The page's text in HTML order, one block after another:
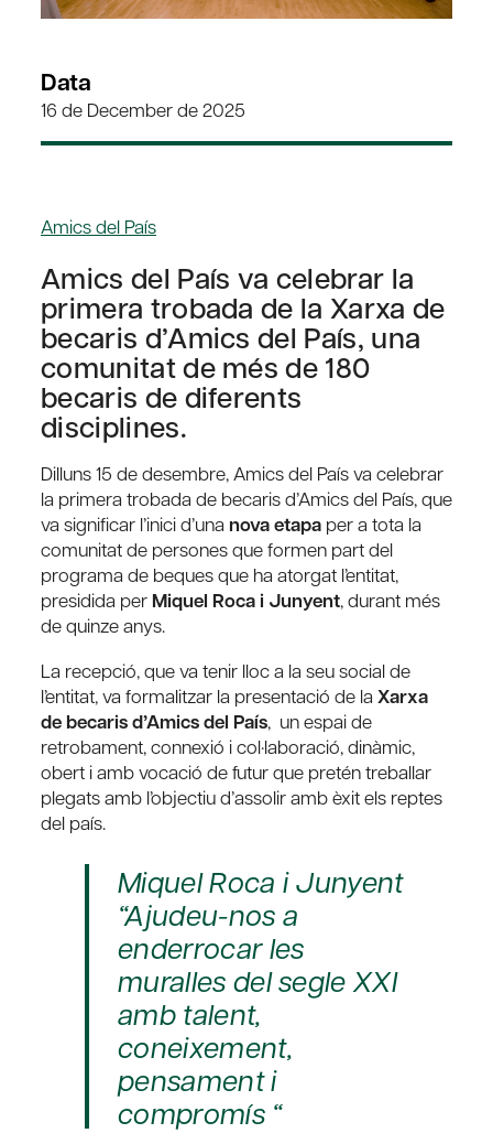
Data
16 de December de 2025
Amics del País
Amics del País va celebrar la
primera trobada de la Xarxa de
becaris d’Amics del País, una
comunitat de més de 180
becaris de diferents
disciplines.
Dilluns 15 de desembre, Amics del País va celebrar
la primera trobada de becaris d’Amics del País, que
va significar l’inici d’una nova etapa per a tota la
comunitat de persones que formen part del
programa de beques que ha atorgat l’entitat,
presidida per Miquel Roca i Junyent, durant més
de quinze anys.
La recepció, que va tenir lloc a la seu social de
l’entitat, va formalitzar la presentació de la Xarxa
de becaris d’Amics del País, un espai de
retrobament, connexió i col·laboració, dinàmic,
obert i amb vocació de futur que pretén treballar
plegats amb l’objectiu d’assolir amb èxit els reptes
del país.
Miquel Roca i Junyent
“Ajudeu-nos a
enderrocar les
muralles del segle XXI
amb talent,
coneixement,
pensament i
compromís “